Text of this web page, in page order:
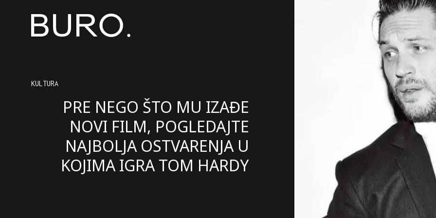
KULTURA
PRE NEGO ŠTO MU IZAĐE
NOVI FILM, POGLEDAJTE
NAJBOLJA OSTVARENJA U
KOJIMA IGRA TOM HARDY